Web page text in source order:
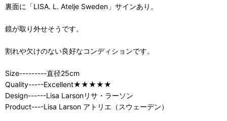
裏面に「LISA. L. Atelje Sweden」サインあり。
鏡が取り外せそうです。
割れや欠けのない良好なコンディションです。
Size---------直径25cm
Quality-----Excellent★★★★★
Design------Lisa Larsonリサ・ラーソン
Product----Lisa Larson アトリエ（スウェーデン）